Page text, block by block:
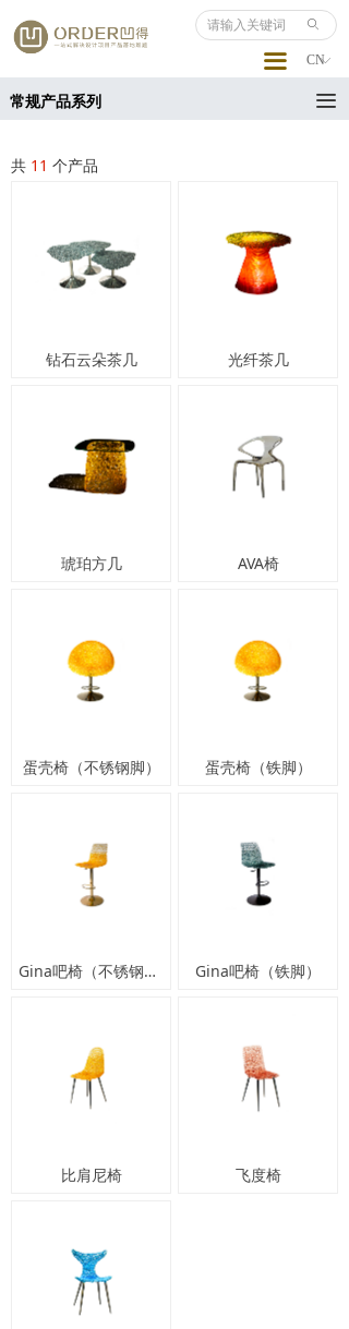
끀
ꄙ
ꀅ
CN
常规产品系列 끀
共 11 个产品
钻石云朵茶几 光纤茶几
琥珀方几 AVA椅
蛋壳椅（不锈钢脚） 蛋壳椅（铁脚）
Gina吧椅（不锈钢脚） Gina吧椅（铁脚）
比肩尼椅 飞度椅